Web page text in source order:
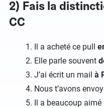
2) Fais la
CC
Il a acheté ce pull
Elle parle souvent
J’ai écrit un mail à
Nous t’avons
Il a beaucoup aimé